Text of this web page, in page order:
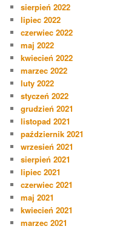
sierpień 2022
lipiec 2022
czerwiec 2022
maj 2022
kwiecień 2022
marzec 2022
luty 2022
styczeń 2022
grudzień 2021
listopad 2021
październik 2021
wrzesień 2021
sierpień 2021
lipiec 2021
czerwiec 2021
maj 2021
kwiecień 2021
marzec 2021